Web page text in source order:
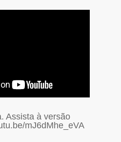
Assista à versão
mJ6dMhe_eVA